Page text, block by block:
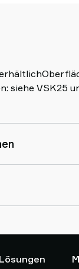
siehe VSK25